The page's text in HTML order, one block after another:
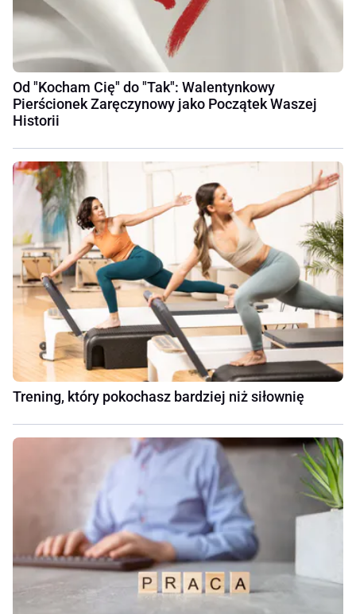
Od "Kocham Cię" do "Tak": Walentynkowy
Pierścionek Zaręczynowy jako Początek Waszej
Historii
Trening, który pokochasz bardziej niż siłownię